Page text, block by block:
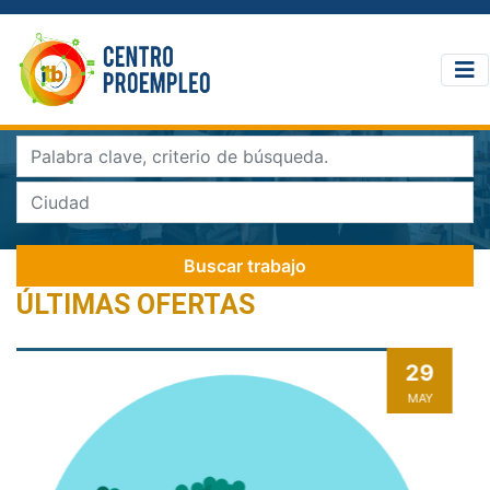
Buscar trabajo
Búsqueda Avanzada
ÚLTIMAS OFERTAS
05
MAR